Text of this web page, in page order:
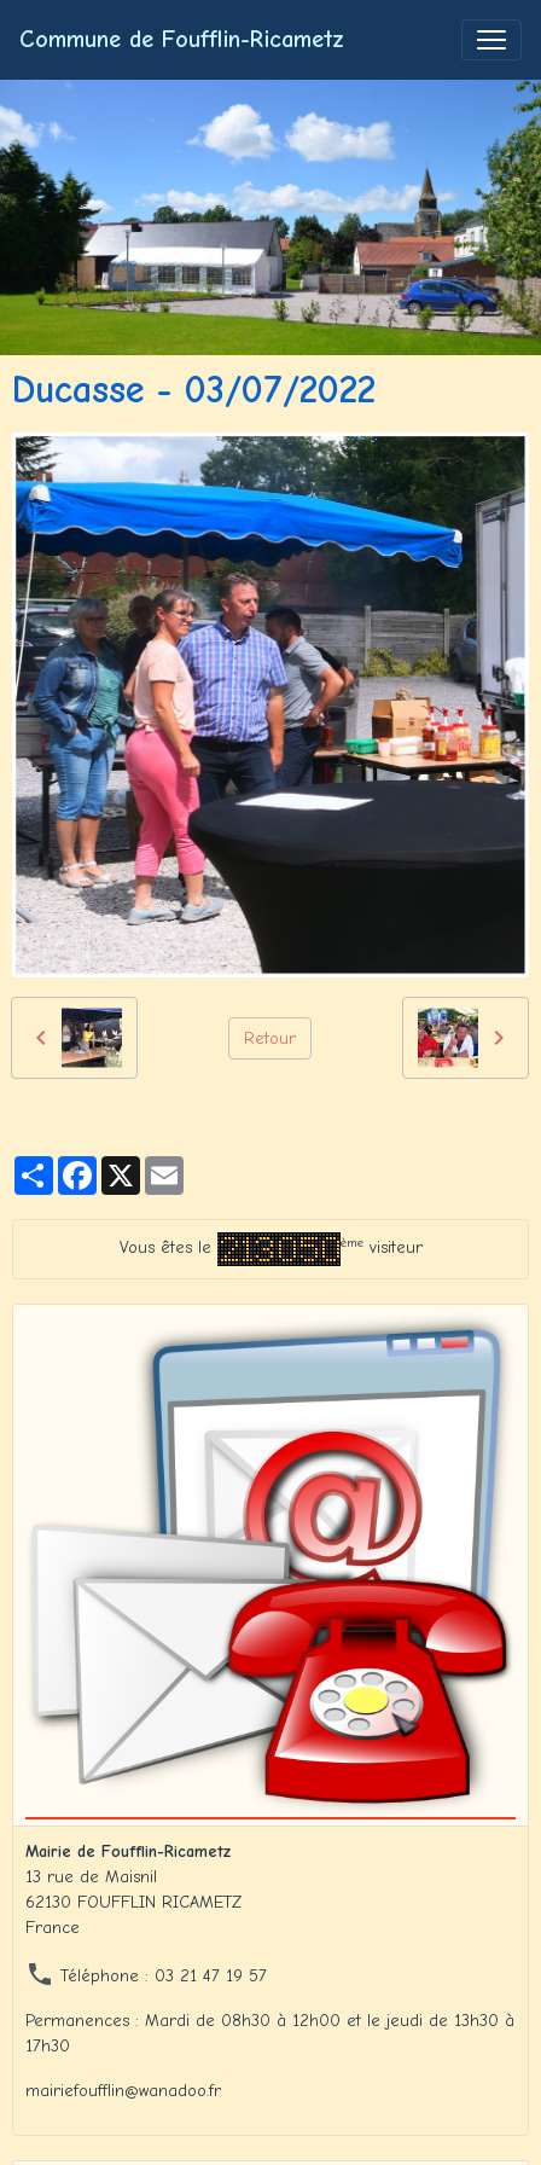
Commune de Foufflin-Ricametz
Ducasse - 03/07/2022
Retour
PartagerFacebook
X
Vous êtes le èmevisiteur
Mairie de Foufflin-Ricametz
13 rue de Maisnil
62130 FOUFFLIN RICAMETZ
France
Téléphone : 03 21 47 19 57
Permanences : Mardi de 08h30 à 12h00 et le jeudi de 13h30 à
17h30
mairiefoufflin@wanadoo.fr